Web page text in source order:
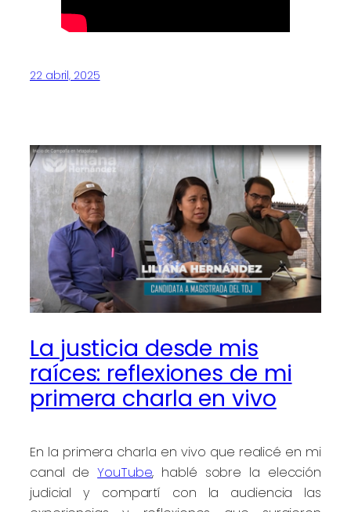
22 abril, 2025
La justicia desde mis
raíces: reflexiones de mi
primera charla en vivo
En la primera charla en vivo que realicé en mi
canal deYouTube, hablé sobre la elección
judicial y compartí con la audiencia las